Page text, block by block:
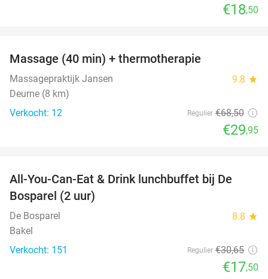
€18,50
Massage (40 min) + thermotherapie
Massagepraktijk Jansen 9.8 star
Deurne (8 km)
Verkocht: 12
Regulier €68,50
€29,95
43%
All-You-Can-Eat & Drink lunchbuffet bij De
Bosparel (2 uur)
De Bosparel 8.8 star
Bakel
Verkocht: 151
Regulier €30,65
€17,50